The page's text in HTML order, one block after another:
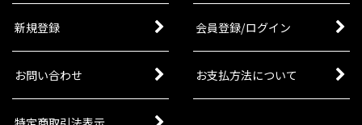
の『バトルトーム：ソウルブライト・グレイヴロ
ード』に掲載。ソウルブラ…
新規登録 会員登録/ログイン
お問い合わせ お支払方法について